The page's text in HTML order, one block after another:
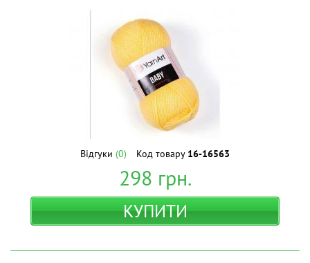
Відгуки (0) Код товару 16-16563
298 грн.
КУПИТИ